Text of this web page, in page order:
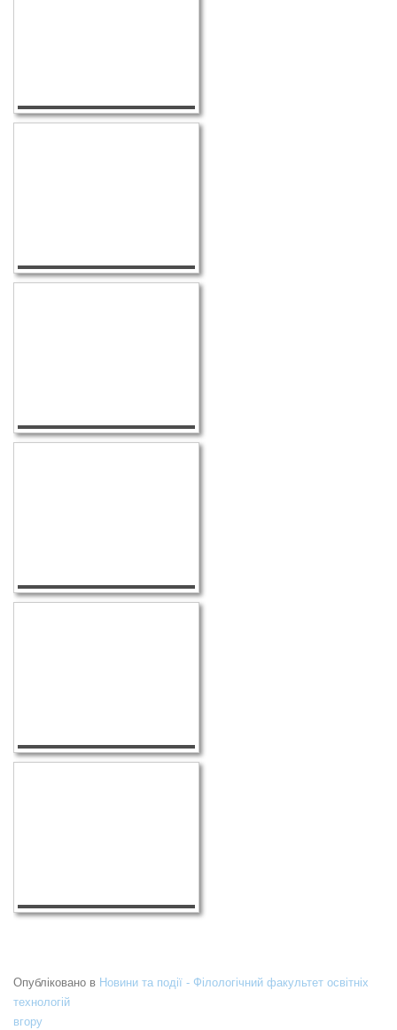
Опубліковано в Новини та події - Філологічний факультет освітніх
технологій
вгору